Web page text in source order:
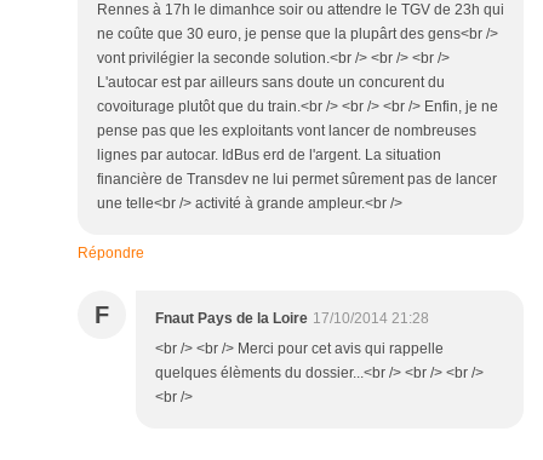
Rennes à 17h le dimanhce soir ou attendre le TGV de 23h qui
ne coûte que 30 euro, je pense que la plupârt des gens<br />
vont privilégier la seconde solution.<br /> <br /> <br />
L'autocar est par ailleurs sans doute un concurent du
covoiturage plutôt que du train.<br /> <br /> <br /> Enfin, je ne
pense pas que les exploitants vont lancer de nombreuses
lignes par autocar. IdBus erd de l'argent. La situation
financière de Transdev ne lui permet sûrement pas de lancer
une telle<br /> activité à grande ampleur.<br />
Répondre
F Fnaut Pays de la Loire 17/10/2014 21:28
<br /> <br /> Merci pour cet avis qui rappelle
quelques élèments du dossier...<br /> <br /> <br />
<br />